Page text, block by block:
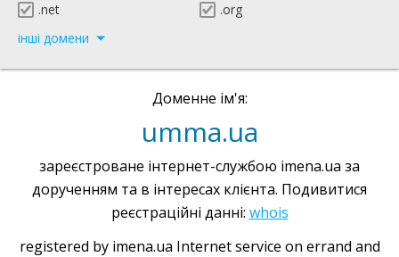
.net
.org
інші домени
Доменне ім'я:
umma.ua
зареєстроване інтернет-службою imena.ua за
дорученням та в інтересах клієнта. Подивитися
реєстраційні данні: whois
registered by imena.ua Internet service on errand and